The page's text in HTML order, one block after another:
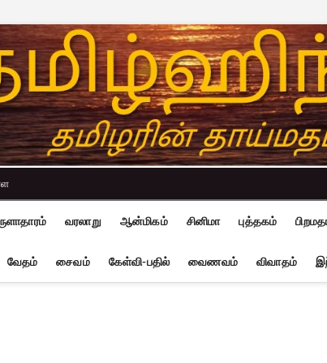
வரலாறு ஆன்மிகம் சினிமா புத்தகம்
வேதம் சைவம் கேள்வி-பதில் வைணவம் விவாதம்